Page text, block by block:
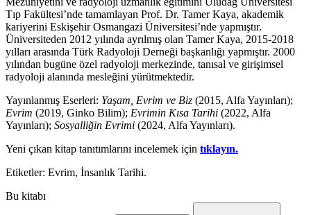
Tıp Fakültesi’nde tamamlayan Prof. Dr. Tamer Kaya, akademik
kariyerini Eskişehir Osmangazi Üniversitesi’nde yapmıştır.
Üniversiteden 2012 yılında ayrılmış olan Tamer Kaya, 2015-2018
yılları arasında Türk Radyoloji Derneği başkanlığı yapmıştır. 2000
yılından bugüne özel radyoloji merkezinde, tanısal ve girişimsel
radyoloji alanında mesleğini yürütmektedir.
Yayınlanmış Eserleri: Yaşam, Evrim ve Biz (2015, Alfa Yayınları);
Evrim (2019, Ginko Bilim); Evrimin Kısa Tarihi (2022, Alfa
Yayınları); Sosyalliğin Evrimi (2024, Alfa Yayınları).
Yeni çıkan kitap tanıtımlarını incelemek için tıklayın.
Etiketler: Evrim, İnsanlık Tarihi.
Bu kitabı